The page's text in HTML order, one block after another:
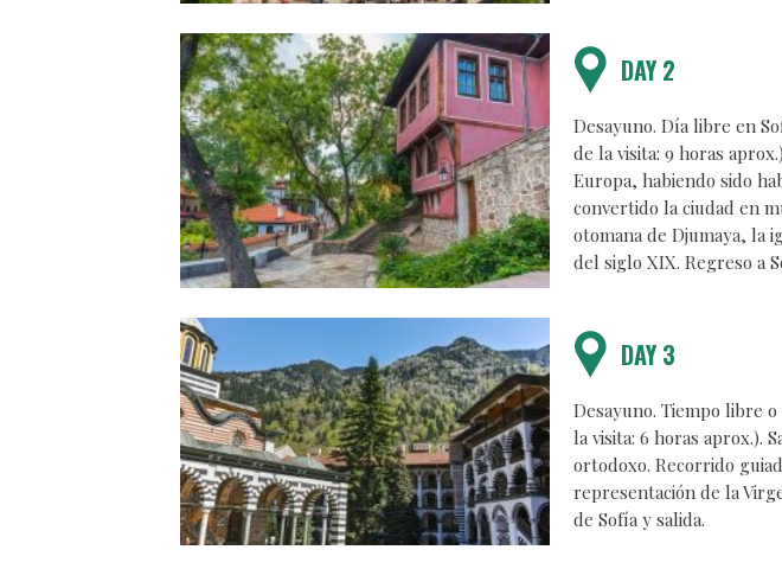
DAY 2
Desayuno. Día libre en
de la visita: 9 horas
Europa, habiendo sido
convertido la ciudad en
otomana de Djumaya, la
del siglo XIX. Regreso a
DAY 3
Desayuno. Tiempo libre o
la visita: 6 horas aprox.).
ortodoxo. Recorrido
representación de la
de Sofía y salida.